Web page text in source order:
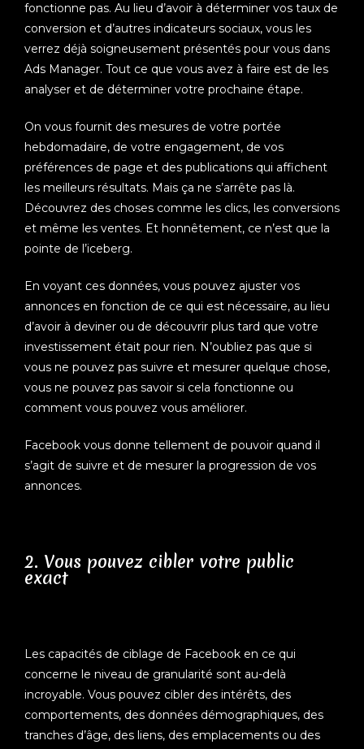
fonctionne pas. Au lieu d’avoir à déterminer vos taux de
conversion et d’autres indicateurs sociaux, vous les
verrez déjà soigneusement présentés pour vous dans
Ads Manager. Tout ce que vous avez à faire est de les
analyser et de déterminer votre prochaine étape.
On vous fournit des mesures de votre portée
hebdomadaire, de votre engagement, de vos
préférences de page et des publications qui affichent
les meilleurs résultats. Mais ça ne s’arrête pas là.
Découvrez des choses comme les clics, les conversions
et même les ventes. Et honnêtement, ce n’est que la
pointe de l’iceberg.
En voyant ces données, vous pouvez ajuster vos
annonces en fonction de ce qui est nécessaire, au lieu
d’avoir à deviner ou de découvrir plus tard que votre
investissement était pour rien. N’oubliez pas que si
vous ne pouvez pas suivre et mesurer quelque chose,
vous ne pouvez pas savoir si cela fonctionne ou
comment vous pouvez vous améliorer.
Facebook vous donne tellement de pouvoir quand il
s’agit de suivre et de mesurer la progression de vos
annonces.
2. Vous pouvez cibler votre public
exact
Les capacités de ciblage de Facebook en ce qui
concerne le niveau de granularité sont au-delà
incroyable. Vous pouvez cibler des intérêts, des
comportements, des données démographiques, des
tranches d’âge, des liens, des emplacements ou des